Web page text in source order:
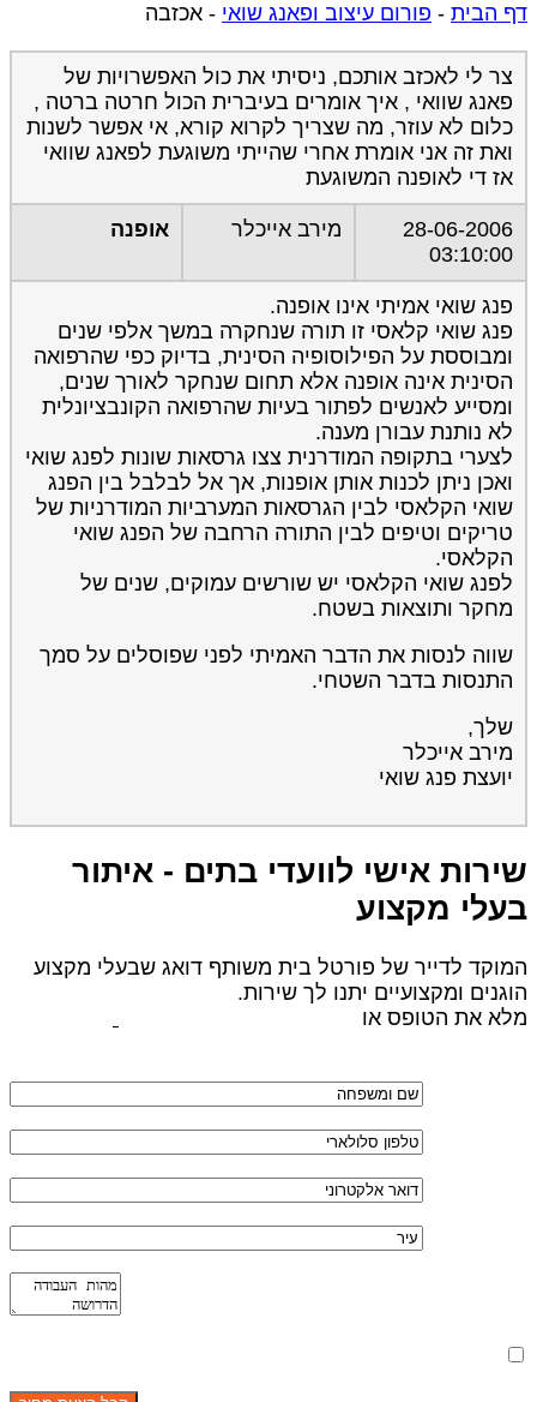
דף הבית - פורום עיצוב ופאנג שואי - אכזבה
צר לי לאכזב אותכם, ניסיתי את כול האפשרויות של
פאנג שוואי , איך אומרים בעיברית הכול חרטה ברטה ,
כלום לא עוזר, מה שצריך לקרוא קורא, אי אפשר לשנות
ואת זה אני אומרת אחרי שהייתי משוגעת לפאנג שוואי
אז די לאופנה המשוגעת
28-06-2006
03:10:00
מירב אייכלר אופנה
פנג שואי אמיתי אינו אופנה.
פנג שואי קלאסי זו תורה שנחקרה במשך אלפי שנים
ומבוססת על הפילוסופיה הסינית, בדיוק כפי שהרפואה
הסינית אינה אופנה אלא תחום שנחקר לאורך שנים,
ומסייע לאנשים לפתור בעיות שהרפואה הקונבציונלית
לא נותנת עבורן מענה.
לצערי בתקופה המודרנית צצו גרסאות שונות לפנג שואי
ואכן ניתן לכנות אותן אופנות, אך אל לבלבל בין הפנג
שואי הקלאסי לבין הגרסאות המערביות המודרניות של
טריקים וטיפים לבין התורה הרחבה של הפנג שואי
הקלאסי.
לפנג שואי הקלאסי יש שורשים עמוקים, שנים של
מחקר ותוצאות בשטח.
שווה לנסות את הדבר האמיתי לפני שפוסלים על סמך
התנסות בדבר השטחי.
שלך,
מירב אייכלר
יועצת פנג שואי
שירות אישי לוועדי בתים - איתור
בעלי מקצוע
המוקד לדייר של פורטל בית משותף דואג שבעלי מקצוע
הוגנים ומקצועיים יתנו לך שירות.
מלא את הטופס או